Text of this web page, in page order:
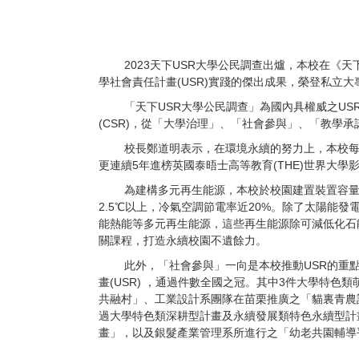
2023天下USR大學公民調查出爐，本校在《天下
學社會責任計畫(USR)實踐的傑出成果，榮登私立
「天下USR大學公民調查」為國內具權威之USR
(CSR)，從「大學治理」、「社會參與」、「教學
校長鄭道明表示，在環境永續的努力上，本校每
更連續5年進榜英國泰晤士高等教育(THE)世界大學
為建構多元再生能源，本校於校園建置裝置容量
2.5℃以上，冷氣空調節電率近20%。除了太陽能發
能熱能等多元再生能源，這些再生能源除可減低化
關課程，打造永續校園不遺餘力。
此外，「社會參與」一向是本校推動USR的重點
畫(USR) ，通過件數全國之冠。其中3件大學特色
共融村」、工業設計系團隊在苗栗推廣之「貓裏青
過大學特色類深耕型計畫及永續發展類特色永續型
畫」，以及銀髮產業管理系所進行之「幼老共園輔